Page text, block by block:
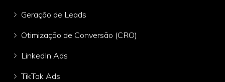
Geração de Leads
Otimização de Conversão (CRO)
LinkedIn Ads
TikTok Ads